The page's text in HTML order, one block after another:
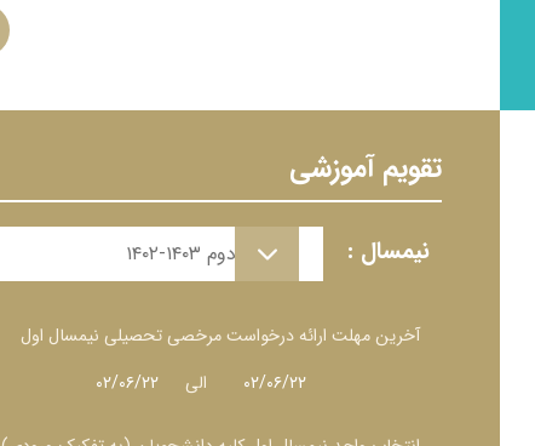
تقویم آموزشی
نیمسال : نیمسال دوم ۱۴۰۳-۱۴۰۲
نیمسال دوم ۱۴۰۳-۱۴۰۲
نیمسال اول ۱۴۰۳-۱۴۰۲
آخرین مهلت ارائه درخواست مرخصی تحصیلی نیمسال اول
۰۲/۰۶/۲۲
الی